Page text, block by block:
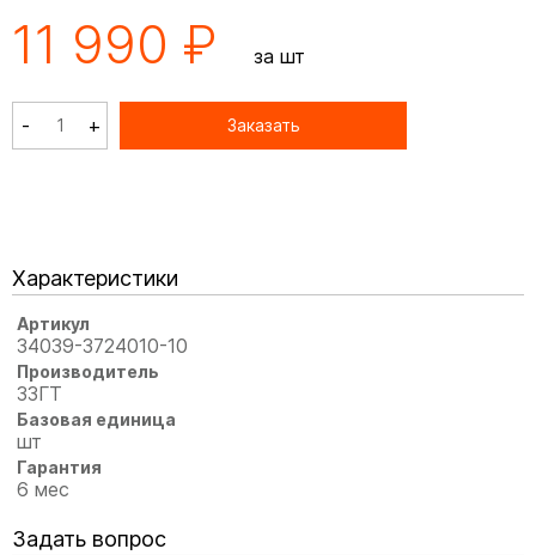
11 990 ₽ за шт
- + Заказать
Характеристики
Артикул
34039-3724010-10
Производитель
ЗЗГТ
Базовая единица
шт
Гарантия
6 мес
Задать вопрос